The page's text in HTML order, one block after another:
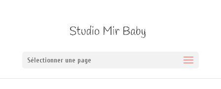
Sélectionner une page